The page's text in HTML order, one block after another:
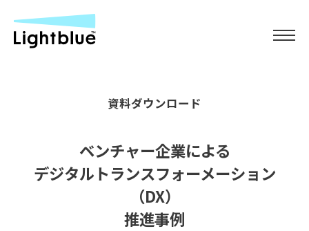
資料ダウンロード
ベンチャー企業による
デジタルトランスフォーメーション
（DX）
推進事例